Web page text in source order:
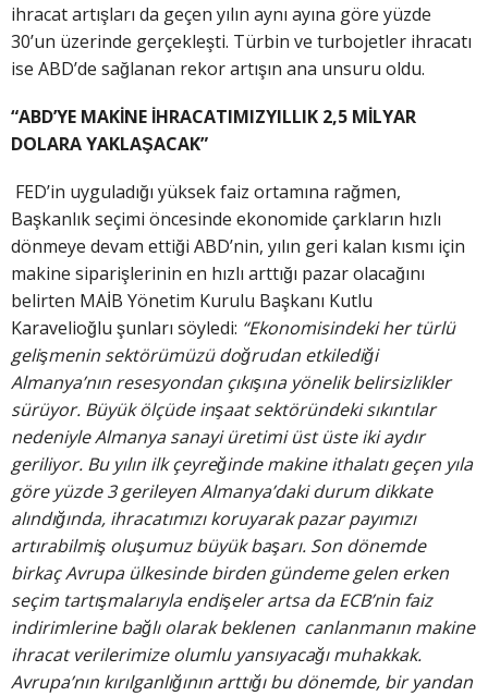
ihracat artışları da geçen yılın aynı ayına göre yüzde
30’un üzerinde gerçekleşti. Türbin ve turbojetler ihracatı
ise ABD’de sağlanan rekor artışın ana unsuru oldu.
“ABD’YE MAKİNE İHRACATIMIZYILLIK 2,5 MİLYAR
DOLARA YAKLAŞACAK”
FED’in uyguladığı yüksek faiz ortamına rağmen,
Başkanlık seçimi öncesinde ekonomide çarkların hızlı
dönmeye devam ettiği ABD’nin, yılın geri kalan kısmı için
makine siparişlerinin en hızlı arttığı pazar olacağını
belirten MAİB Yönetim Kurulu Başkanı Kutlu
Karavelioğlu şunları söyledi: “Ekonomisindeki her türlü
gelişmenin sektörümüzü doğrudan etkilediği
Almanya’nın resesyondan çıkışına yönelik belirsizlikler
sürüyor. Büyük ölçüde inşaat sektöründeki sıkıntılar
nedeniyle Almanya sanayi üretimi üst üste iki aydır
geriliyor. Bu yılın ilk çeyreğinde makine ithalatı geçen yıla
göre yüzde 3 gerileyen Almanya’daki durum dikkate
alındığında, ihracatımızı koruyarak pazar payımızı
artırabilmiş oluşumuz büyük başarı. Son dönemde
birkaç Avrupa ülkesinde birden gündeme gelen erken
seçim tartışmalarıyla endişeler artsa da ECB’nin faiz
indirimlerine bağlı olarak beklenen canlanmanın makine
ihracat verilerimize olumlu yansıyacağı muhakkak.
Avrupa’nın kırılganlığının arttığı bu dönemde, bir yandan